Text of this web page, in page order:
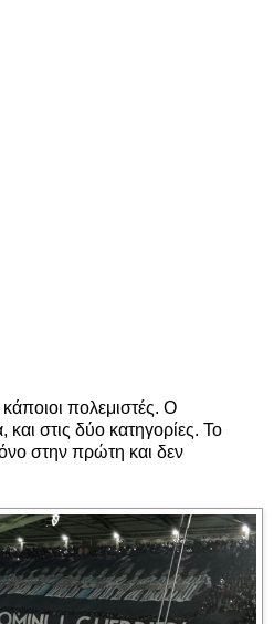
πολεμιστές. Ο
και στις δύο κατηγορίες. Το
στην πρώτη και δεν